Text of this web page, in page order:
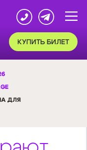
БИЛЕТ
ДЛЯ